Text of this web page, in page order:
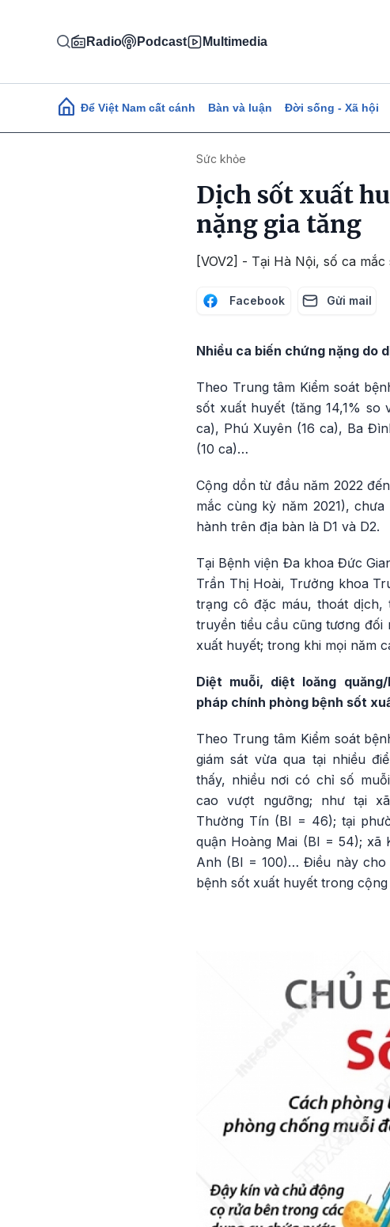
Radio Podcast Multimedia
Main navigation
Để Việt Nam cất cánh Bàn và luận Đời sống - Xã hội
Sức khỏe
Dịch sốt xuất
nặng gia tăng
[VOV2] - Tại Hà Nội, số ca
Facebook Gửi mail
Nhiều ca biến chứng nặng do
Theo Trung tâm Kiểm soát
sốt xuất huyết (tăng 14,1%
ca), Phú Xuyên (16 ca), Ba
(10 ca)…
Cộng dồn từ đầu năm 2022
mắc cùng kỳ năm 2021),
hành trên địa bàn là D1 và D2.
Tại Bệnh viện Đa khoa Đức
Trần Thị Hoài, Trưởng khoa
trạng cô đặc máu, thoát dịch,
truyền tiểu cầu cũng tương
xuất huyết; trong khi mọi năm
Diệt muỗi, diệt loăng
pháp chính phòng bệnh sốt
Theo Trung tâm Kiểm soát
giám sát vừa qua tại nhiều
thấy, nhiều nơi có chỉ số
cao vượt ngưỡng; như tại
Thường Tín (BI = 46); tại
quận Hoàng Mai (BI = 54); xã
Anh (BI = 100)… Điều này
bệnh sốt xuất huyết trong